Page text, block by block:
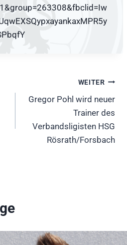
WEITER
Gregor Pohl wird neuer
Trainer des
Verbandsligisten HSG
Rösrath/Forsbach